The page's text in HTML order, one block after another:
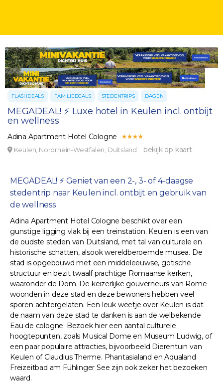
FLASHDEALS FAMILIEDEALS STEDENTRIPS DAGEN
MEGADEAL! ⚡ Luxe hotel in Keulen incl. ontbijt
en wellness
Adina Apartment Hotel Cologne
Keulen, Nordrhein-Westfalen, Duitsland bekijk op kaart
MEGADEAL! ⚡ Geniet van een 2-, 3- of 4-daagse
stedentrip naar Keulen incl. ontbijt en gebruik van
de wellness
Adina Apartment Hotel Cologne beschikt over een
gunstige ligging vlak bij een treinstation. Keulen is een van
de oudste steden van Duitsland, met tal van culturele en
historische schatten, alsook wereldberoemde musea. De
stad is opgebouwd met een middeleeuwse, gotische
structuur en bezit twaalf prachtige Romaanse kerken,
waaronder de Dom. De keizerlijke gouverneurs van Rome
woonden in deze stad en deze bewoners hebben veel
sporen achtergelaten. Een leuk weetje over Keulen is dat
de naam van deze stad te danken is aan de welbekende
Eau de cologne. Bezoek hier een aantal culturele
hoogtepunten, zoals Musical Dome en Museum Ludwig, of
een paar populaire attracties, bijvoorbeeld Dierentuin van
Keulen of Claudius Therme. Phantasialand en Aqualand
Freizeitbad am Fühlinger See zijn ook zeker het bezoeken
waard.